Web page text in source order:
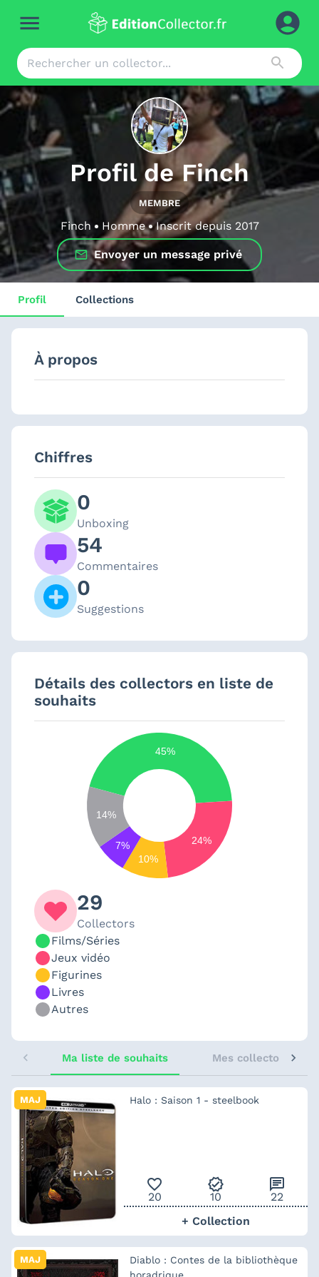
Profil deFinch
MEMBRE
Finch Homme Inscrit depuis 2017
Envoyer un message privé
Profil Collections
À propos
Chiffres
0
Unboxing
54
Commentaires
0
Suggestions
Détails des collectors en liste de
souhaits
45%
24%
10%
7%
14%
29
Collectors
Films/Séries
Jeux vidéo
Figurines
Livres
Autres
Ma liste de souhaits Mes collectors
MAJ Halo : Saison 1 - steelbook
favorite_outline
20
verified
10
chat
22
+ Collection
MAJ
Diablo : Contes de la bibliothèque
horadrique